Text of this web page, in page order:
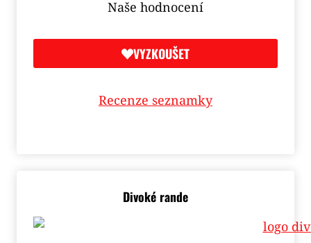
Naše hodnocení
VYZKOUŠET
Recenze seznamky
Divoké rande